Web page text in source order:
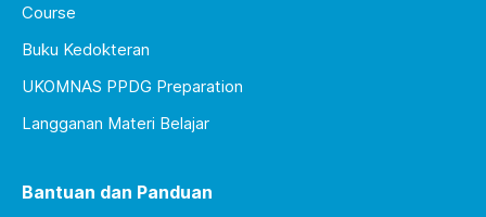
Course
Buku Kedokteran
UKOMNAS PPDG Preparation
Langganan Materi Belajar
Bantuan dan Panduan